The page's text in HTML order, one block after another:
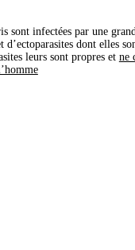
sont infectées par une
d’ectoparasites dont elles
leurs sont propres et ne